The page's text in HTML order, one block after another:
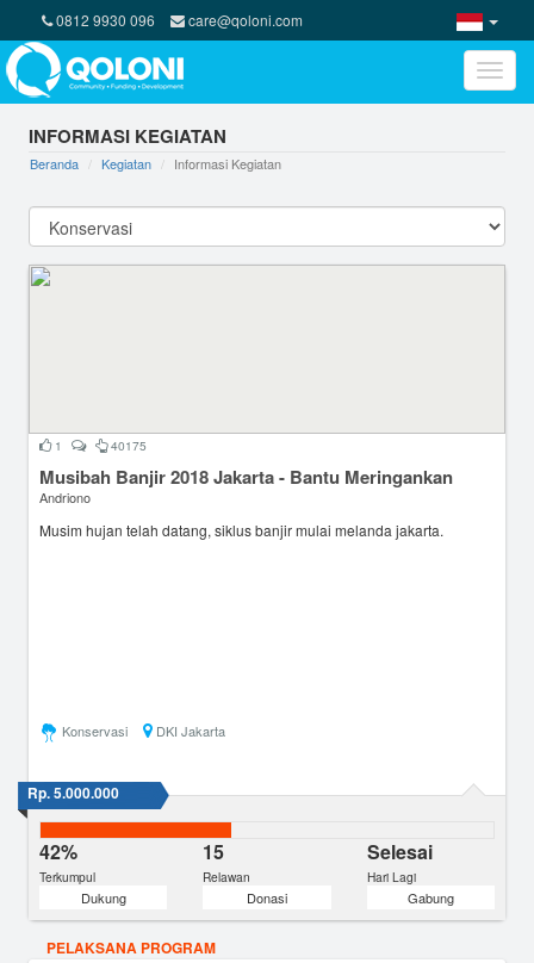
0812 9930 096 care@qoloni.com
Toggle
INFORMASI KEGIATAN
Beranda Kegiatan Informasi Kegiatan
1 40175
Musibah Banjir 2018 Jakarta - Bantu Meringankan
Andriono
Musim hujan telah datang, siklus banjir mulai melanda jakarta.
Konservasi DKI Jakarta
Rp. 5.000.000
42%
Terkumpul
15
Relawan
Selesai
Hari Lagi
Dukung Donasi Gabung
PELAKSANA PROGRAM